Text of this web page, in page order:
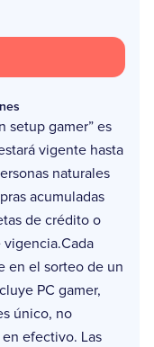
setup gamer” es
vigente hasta
naturales
acumuladas
de crédito o
en el sorteo de un
PC gamer,
único, no
efectivo. Las